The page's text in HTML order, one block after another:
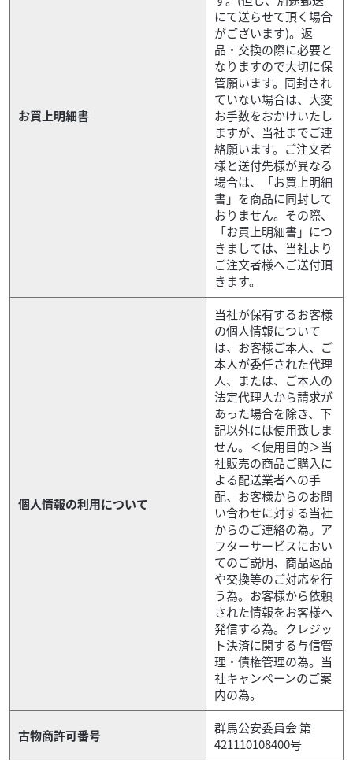
お買上明細書
にて送らせて頂く場合
がございます)。返
品・交換の際に必要と
なりますので大切に保
管願います。同封され
ていない場合は、大変
お手数をおかけいたし
ますが、当社までご連
絡願います。ご注文者
様と送付先様が異なる
場合は、「お買上明細
書」を商品に同封して
おりません。その際、
「お買上明細書」につ
きましては、当社より
ご注文者様へご送付頂
きます。
個人情報の利用について
当社が保有するお客様
の個人情報について
は、お客様ご本人、ご
本人が委任された代理
人、または、ご本人の
法定代理人から請求が
あった場合を除き、下
記以外には使用致しま
せん。＜使用目的＞当
社販売の商品ご購入に
よる配送業者への手
配、お客様からのお問
い合わせに対する当社
からのご連絡の為。ア
フターサービスにおい
てのご説明、商品返品
や交換等のご対応を行
う為。お客様から依頼
された情報をお客様へ
発信する為。クレジッ
ト決済に関する与信管
理・債権管理の為。当
社キャンペーンのご案
内の為。
古物商許可番号
群馬公安委員会 第
421110108400号